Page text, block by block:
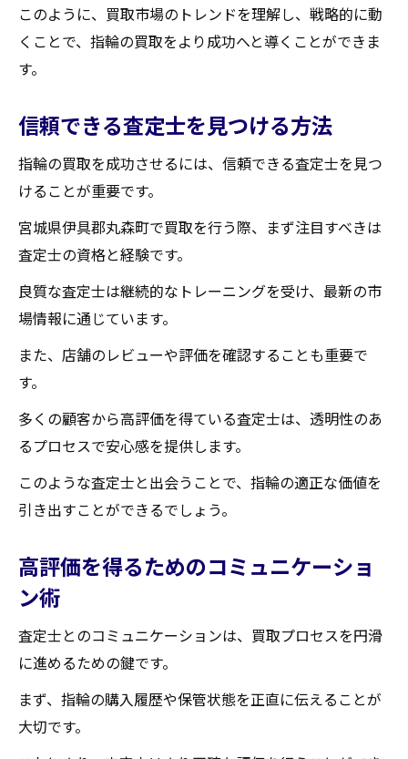
このように、買取市場のトレンドを理解し、戦略的に動
くことで、指輪の買取をより成功へと導くことができま
す。
信頼できる査定士を見つける方法
指輪の買取を成功させるには、信頼できる査定士を見つ
けることが重要です。
宮城県伊具郡丸森町で買取を行う際、まず注目すべきは
査定士の資格と経験です。
良質な査定士は継続的なトレーニングを受け、最新の市
場情報に通じています。
また、店舗のレビューや評価を確認することも重要で
す。
多くの顧客から高評価を得ている査定士は、透明性のあ
るプロセスで安心感を提供します。
このような査定士と出会うことで、指輪の適正な価値を
引き出すことができるでしょう。
高評価を得るためのコミュニケーショ
ン術
査定士とのコミュニケーションは、買取プロセスを円滑
に進めるための鍵です。
まず、指輪の購入履歴や保管状態を正直に伝えることが
大切です。